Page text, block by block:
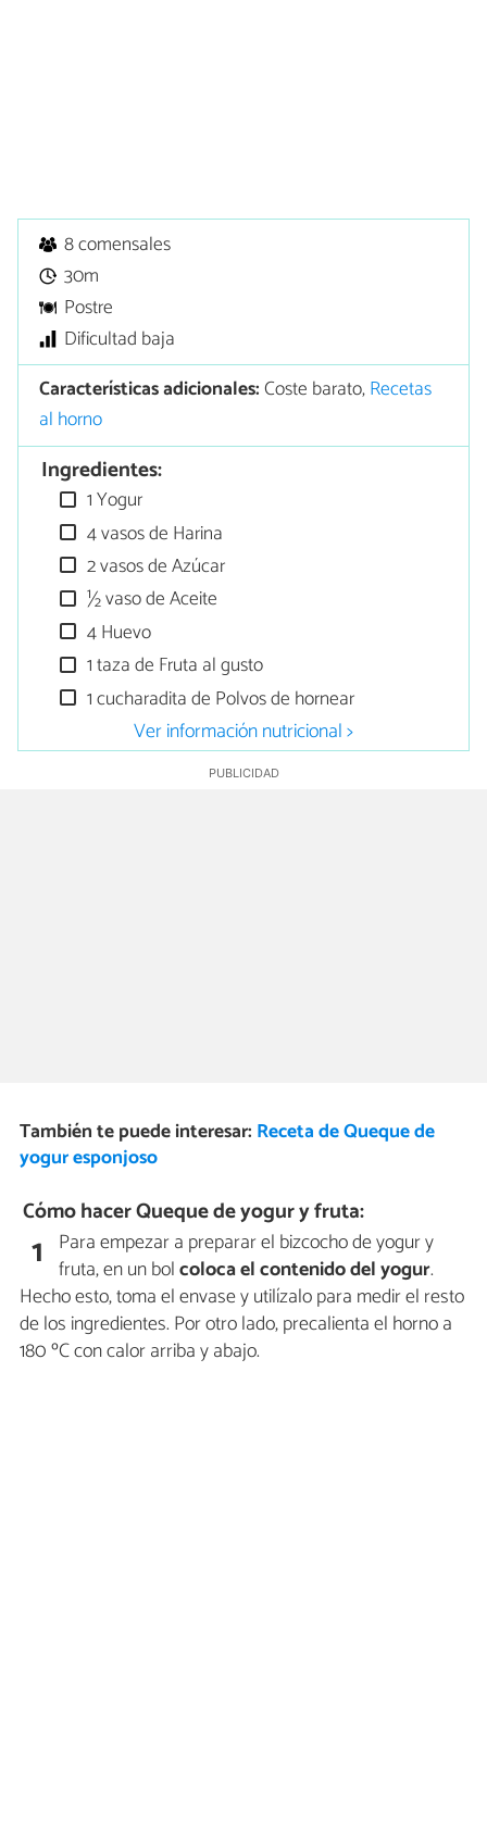
8 comensales
30m
Postre
Dificultad baja
Características adicionales:Coste barato,Recetas
al horno
Ingredientes:
1 Yogur
4 vasos de Harina
2 vasos de Azúcar
½ vaso de Aceite
4 Huevo
1 taza de Fruta al gusto
1 cucharadita de Polvos de hornear
Ver información nutricional >
También te puede interesar: Receta de Queque de
yogur esponjoso
Cómo hacer Queque de yogur y fruta:
1 Para empezar a preparar el bizcocho de yogur y
fruta, en un bolcoloca el contenido del yogur.
Hecho esto, toma el envase y utilízalo para medir el resto
de los ingredientes. Por otro lado, precalienta el horno a
180 ºC con calor arriba y abajo.